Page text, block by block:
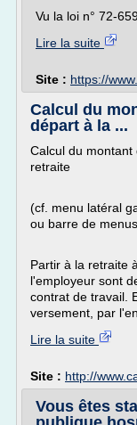
Vu la loi n° 72-
Lire la suite
Site : https://
Calcul du
départ à la ...
Calcul du
retraite
(cf. menu latéral
ou barre de
Partir à la retraite
l'employeur sont
contrat de travail.
versement, par
Lire la suite
Site : http://
Vous êtes